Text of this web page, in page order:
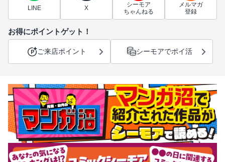
LINE X
シーモア
ちゃんねる
メルマガ
登録
お得にポイントゲット！
ご来店ポイント シーモアでポイ活